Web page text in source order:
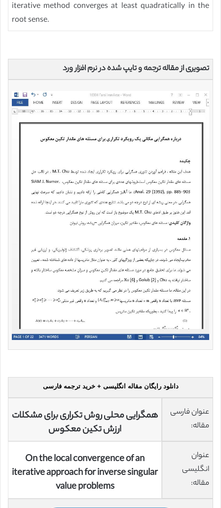
iterative method converges at least quadratically in the
root sense.
تصویری از مقاله ترجمه و تایپ شده در نرم افزار ورد
دانلود رایگان مقاله انگلیسی + خرید ترجمه فارسی
عنوان فارسی
مقاله:
همگرایی محلی روش تکراری برای مشکلات
ارزش تکین معکوس
عنوان
انگلیسی
مقاله:
On the local convergence of an
iterative approach for inverse singular
value problems